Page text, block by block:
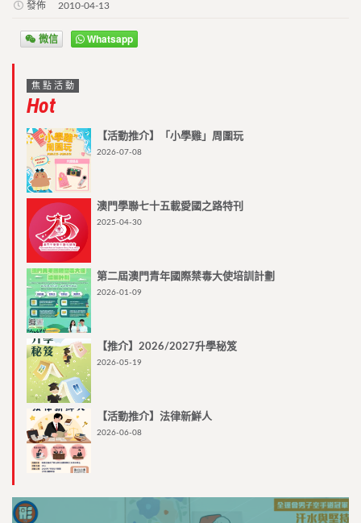
發佈 2010-04-13
微信 Whatsapp
焦點活動
Hot
【活動推介】「小學雞」周圍玩
2026-07-08
澳門學聯七十五載愛國之路特刊
2025-04-30
第二屆澳門青年國際禁毒大使培訓計劃
2026-01-09
【推介】2026/2027升學秘笈
2026-05-19
【活動推介】法律新鮮人
2026-06-08